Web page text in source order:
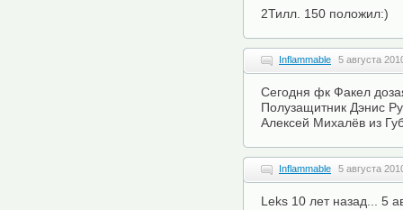
2Тилл. 150 положил:)
Inflammable 5 августа
Сегодня фк Факел
Полузащитник Дэнис
Алексей Михалёв из
Inflammable 5 августа
Leks 10 лет назад... 5